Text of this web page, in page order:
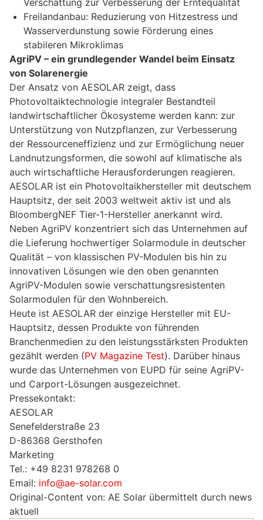
Verschattung zur Verbesserung der Erntequalität
Freilandanbau: Reduzierung von Hitzestress und
Wasserverdunstung sowie Förderung eines
stabileren Mikroklimas
AgriPV – ein grundlegender Wandel beim Einsatz
von Solarenergie
Der Ansatz von AESOLAR zeigt, dass
Photovoltaiktechnologie integraler Bestandteil
landwirtschaftlicher Ökosysteme werden kann: zur
Unterstützung von Nutzpflanzen, zur Verbesserung
der Ressourceneffizienz und zur Ermöglichung neuer
Landnutzungsformen, die sowohl auf klimatische als
auch wirtschaftliche Herausforderungen reagieren.
AESOLAR ist ein Photovoltaikhersteller mit deutschem
Hauptsitz, der seit 2003 weltweit aktiv ist und als
BloombergNEF Tier-1-Hersteller anerkannt wird.
Neben AgriPV konzentriert sich das Unternehmen auf
die Lieferung hochwertiger Solarmodule in deutscher
Qualität – von klassischen PV-Modulen bis hin zu
innovativen Lösungen wie den oben genannten
AgriPV-Modulen sowie verschattungsresistenten
Solarmodulen für den Wohnbereich.
Heute ist AESOLAR der einzige Hersteller mit EU-
Hauptsitz, dessen Produkte von führenden
Branchenmedien zu den leistungsstärksten Produkten
gezählt werden (PV Magazine Test). Darüber hinaus
wurde das Unternehmen von EUPD für seine AgriPV-
und Carport-Lösungen ausgezeichnet.
Pressekontakt:
AESOLAR
Senefelderstraße 23
D-86368 Gersthofen
Marketing
Tel.: +49 8231 978268 0
Email: info@ae-solar.com
Original-Content von: AE Solar übermittelt durch news
aktuell